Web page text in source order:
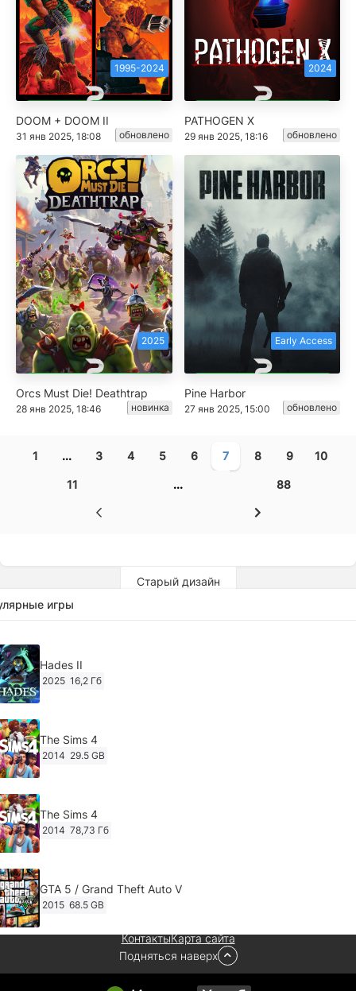
1995-2024
DOOM + DOOM II
31 янв 2025, 18:08 обновлено
2024
PATHOGEN X
29 янв 2025, 18:16 обновлено
2025
Orcs Must Die! Deathtrap
28 янв 2025, 18:46 новинка
Early Access
Pine Harbor
27 янв 2025, 15:00 обновлено
1 ... 3 4 5 6 7 8 9 10
11 ... 88
Старый дизайн
игры
Hades II
2025 16,2 Гб
The Sims 4
2014 29.5 GB
The Sims 4
2014 78,73 Гб
GTA 5 / Grand Theft Auto V
2015 68.5 GB
Ghost of Tsushima: Director's Cut v.1053.8.1023.1614
[RePack Decepticon] (2024)
КонтактыКарта сайта
Подняться наверх